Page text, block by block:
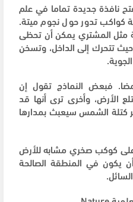
نافذة جديدة تماما في علم
كواكب تدور حول نجوم ميتة.
مثل المشتري يمكن أن تحظى
حيث تتحرك إلى الداخل، وتسخن
فبعض النماذج تقول إن
الأرض، وأخرى ترى أنها قد
كتلة الشمس سيعبث بمدارها
على كوكب صخري مشابه للأرض
يكون في المنطقة الصالحة